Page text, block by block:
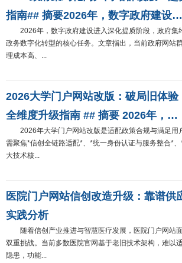
指南## 摘要2026年，数字政府建设…
2026年，数字政府建设进入深化提质阶段，政府集
政务数字化转型的核心任务。文章指出，当前政府网站
理成本高、...
2026大学门户网站改版：破局旧体
全维度升级指南 ## 摘要 2026年，…
2026年大学门户网站改版是适配政策合规与满足用
需聚焦*信创全链路适配*、*统一身份认证与服务整合*
大技术核...
医院门户网站信创改造升级：靠谱供
实践分析
随着信创产业推进与智慧医疗发展，医院门户网站
双重挑战。当前多数医院官网基于老旧技术架构，难以
隐患，功能...